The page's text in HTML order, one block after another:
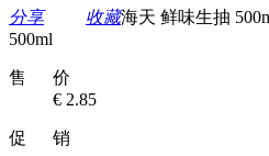
分享 收藏海天 鲜味生抽
500ml
售 价
€ 2.85
促 销